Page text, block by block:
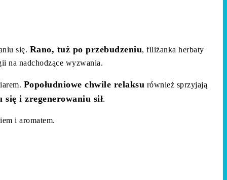
się. Rano, tuż po przebudzeniu, filiżanka herbaty
na nadchodzące wyzwania.
Popołudniowe chwile relaksu również sprzyjają
się i zregenerowaniu sił.
i aromatem.